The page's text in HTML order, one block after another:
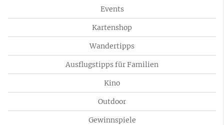
Events
Kartenshop
Wandertipps
Ausflugstipps für Familien
Kino
Outdoor
Gewinnspiele